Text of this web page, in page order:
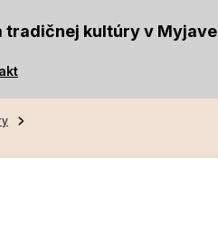
tradičnej kultúry v Myjave